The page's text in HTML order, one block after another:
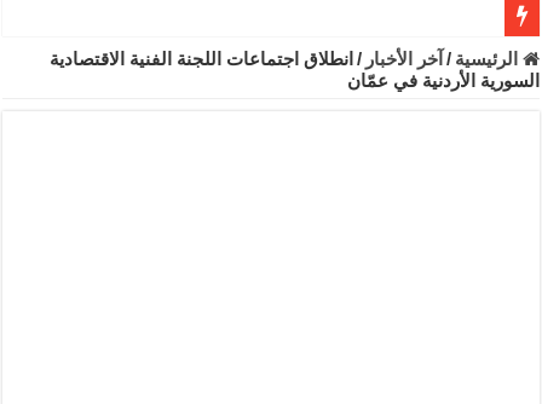
الأمن الداخلي يعثر على مقبرة جماعية في ريف اللاذقية تضم 9 جثامين
الوزير الشيباني يبحث في باريس تعزيز الاستقرار في سوريا
الرئيسية / آخر الأخبار / انطلاق اجتماعات اللجنة الفنية الاقتصادية
السورية الأردنية في عمّان